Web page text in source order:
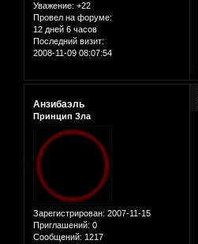
Уважение: +22
Провел на форуме:
12 дней 6 часов
Последний визит:
2008-11-09 08:07:54
Анзибаэль
Принцип Зла
Зарегистрирован: 2007-11-15
Приглашений: 0
Сообщений: 1217